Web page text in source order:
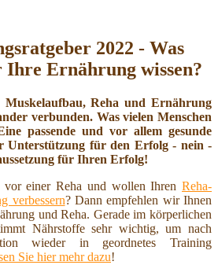
2022 - Was
Ihre Ernährung wissen?
Muskelaufbau, Reha und Ernährung
verbunden. Was vielen Menschen
passende und vor allem gesunde
Unterstützung für den Erfolg - nein -
für Ihren Erfolg!
vor einer Reha und wollen Ihren Reha-
verbessern? Dann empfehlen wir Ihnen
und Reha. Gerade im körperlichen
Nährstoffe sehr wichtig, um nach
wieder in geordnetes Training
Sie hier mehr dazu!